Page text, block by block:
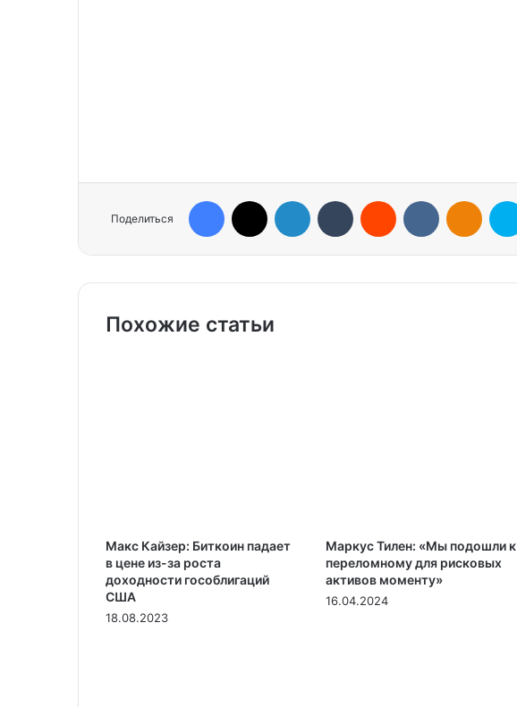
Поделиться
Похожие статьи
Макс Кайзер: Биткоин падает
в цене из-за роста
доходности гособлигаций
США
18.08.2023
Маркус Тилен: «Мы подошли к
переломному для рисковых
активов моменту»
16.04.2024